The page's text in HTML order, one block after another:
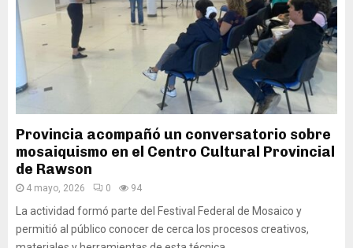
Provincia acompañó un conversatorio sobre
mosaiquismo en el Centro Cultural Provincial
de Rawson
4 mayo, 2026 0 94
La actividad formó parte del Festival Federal de Mosaico y
permitió al público conocer de cerca los procesos creativos,